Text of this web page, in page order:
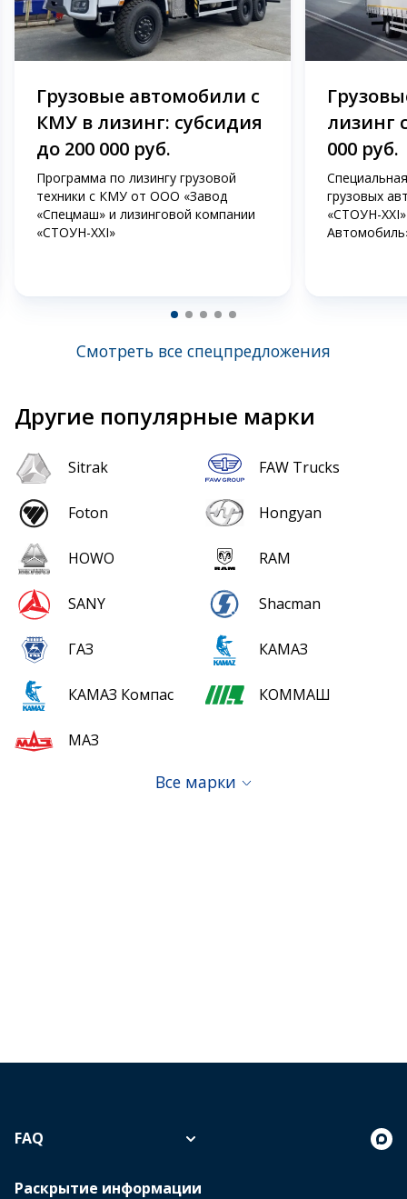
Грузовые автомобили с
КМУ в лизинг: субсидия
до 200 000 руб.
Программа по лизингу грузовой
техники с КМУ от ООО «Завод
«Спецмаш» и лизинговой компании
«СТОУН-XXI»
лизинг
000 руб.
грузовых
«СТОУН-
Смотреть все спецпредложения
Другие популярные марки
Sitrak FAW Trucks
Foton Hongyan
HOWO RAM
SANY Shacman
ГАЗ КАМАЗ
КАМАЗ Компас КОММАШ
МАЗ
Все марки
FAQ
Раскрытие информации